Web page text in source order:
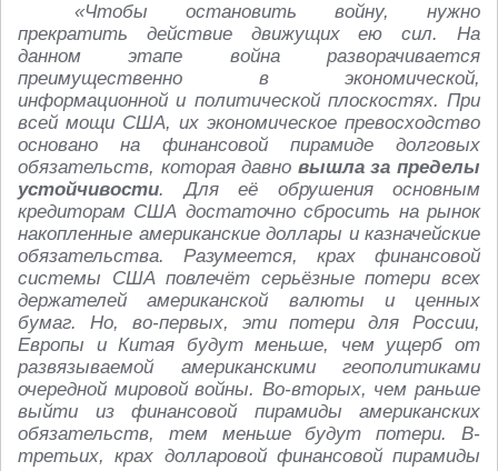
«Чтобы остановить войну, нужно
прекратить действие движущих ею сил. На
данном этапе война разворачивается
преимущественно в экономической,
информационной и политической плоскостях. При
всей мощи США, их экономическое превосходство
основано на финансовой пирамиде долговых
обязательств, которая давно вышла за пределы
устойчивости. Для её обрушения основным
кредиторам США достаточно сбросить на рынок
накопленные американские доллары и казначейские
обязательства. Разумеется, крах финансовой
системы США повлечёт серьёзные потери всех
держателей американской валюты и ценных
бумаг. Но, во-первых, эти потери для России,
Европы и Китая будут меньше, чем ущерб от
развязываемой американскими геополитиками
очередной мировой войны. Во-вторых, чем раньше
выйти из финансовой пирамиды американских
обязательств, тем меньше будут потери. В-
третьих, крах долларовой финансовой пирамиды